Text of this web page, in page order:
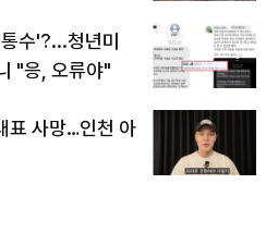
수'?...청년미
"응, 오류야"
표 사망…인천 아